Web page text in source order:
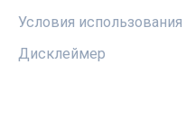
Условия использования
Дисклеймер